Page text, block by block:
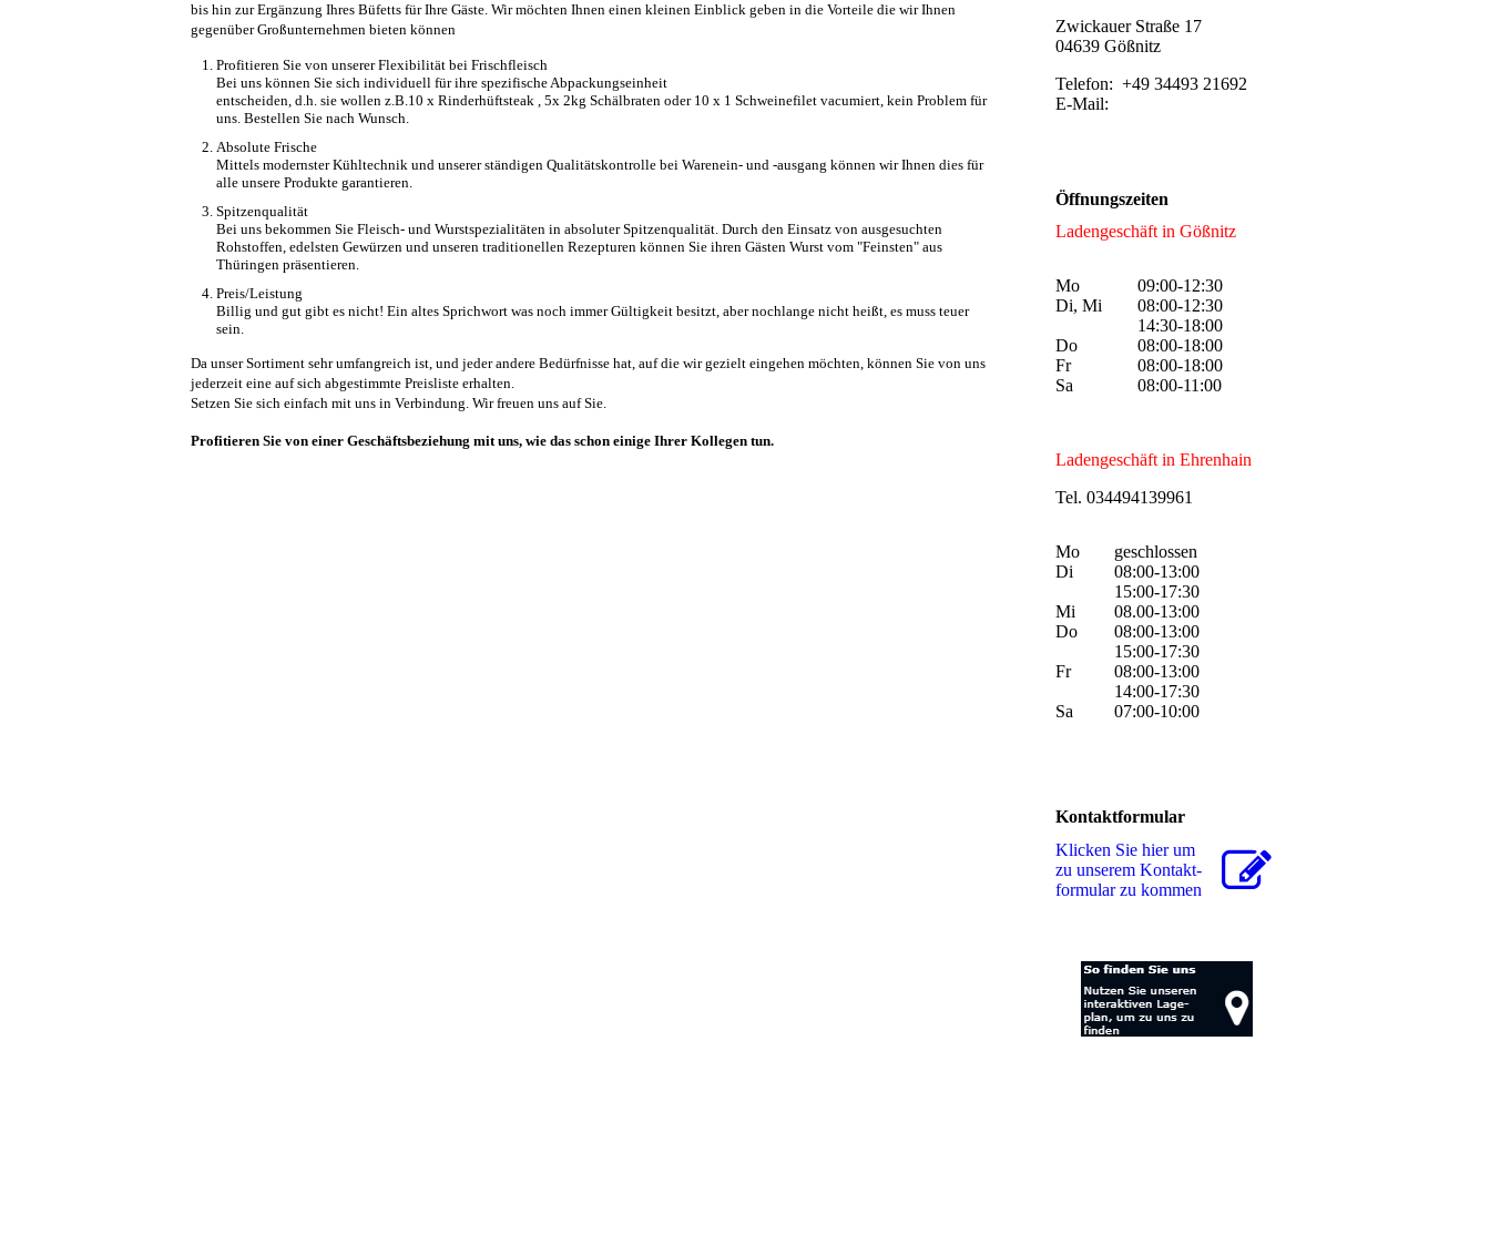
bis hin zur Ergänzung Ihres Büfetts für Ihre Gäste. Wir möchten Ihnen einen kleinen Einblick geben in die Vorteile die wir Ihnen
gegenüber Großunternehmen bieten können
Profitieren Sie von unserer Flexibilität bei Frischfleisch
Bei uns können Sie sich individuell für ihre spezifische Abpackungseinheit
entscheiden, d.h. sie wollen z.B.10 x Rinderhüftsteak , 5x 2kg Schälbraten oder 10 x 1 Schweinefilet vacumiert, kein Problem für
uns. Bestellen Sie nach Wunsch.
Absolute Frische
Mittels modernster Kühltechnik und unserer ständigen Qualitätskontrolle bei Warenein- und -ausgang können wir Ihnen dies für
alle unsere Produkte garantieren.
Spitzenqualität
Bei uns bekommen Sie Fleisch- und Wurstspezialitäten in absoluter Spitzenqualität. Durch den Einsatz von ausgesuchten
Rohstoffen, edelsten Gewürzen und unseren traditionellen Rezepturen können Sie ihren Gästen Wurst vom "Feinsten" aus
Thüringen präsentieren.
Preis/Leistung
Billig und gut gibt es nicht! Ein altes Sprichwort was noch immer Gültigkeit besitzt, aber nochlange nicht heißt, es muss teuer
sein.
Da unser Sortiment sehr umfangreich ist, und jeder andere Bedürfnisse hat, auf die wir gezielt eingehen möchten, können Sie von uns
jederzeit eine auf sich abgestimmte Preisliste erhalten.
Setzen Sie sich einfach mit uns in Verbindung. Wir freuen uns auf Sie.
Profitieren Sie von einer Geschäftsbeziehung mit uns, wie das schon einige Ihrer Kollegen tun.
Zwickauer Straße 17
04639 Gößnitz
Telefon: +49 34493 21692
E-Mail:
Öffnungszeiten
Ladengeschäft in Gößnitz
Mo
Di, Mi
Do
Fr
Sa
09:00-12:30
08:00-12:30
14:30-18:00
08:00-18:00
08:00-18:00
08:00-11:00
Ladengeschäft in Ehrenhain
Tel. 034494139961
Mo
Di
Mi
Do
Fr
Sa
geschlossen
08:00-13:00
15:00-17:30
08.00-13:00
08:00-13:00
15:00-17:30
08:00-13:00
14:00-17:30
07:00-10:00
Kontaktformular
Klicken Sie hier um
zu unserem Kon­takt­
for­mu­lar zu kommen